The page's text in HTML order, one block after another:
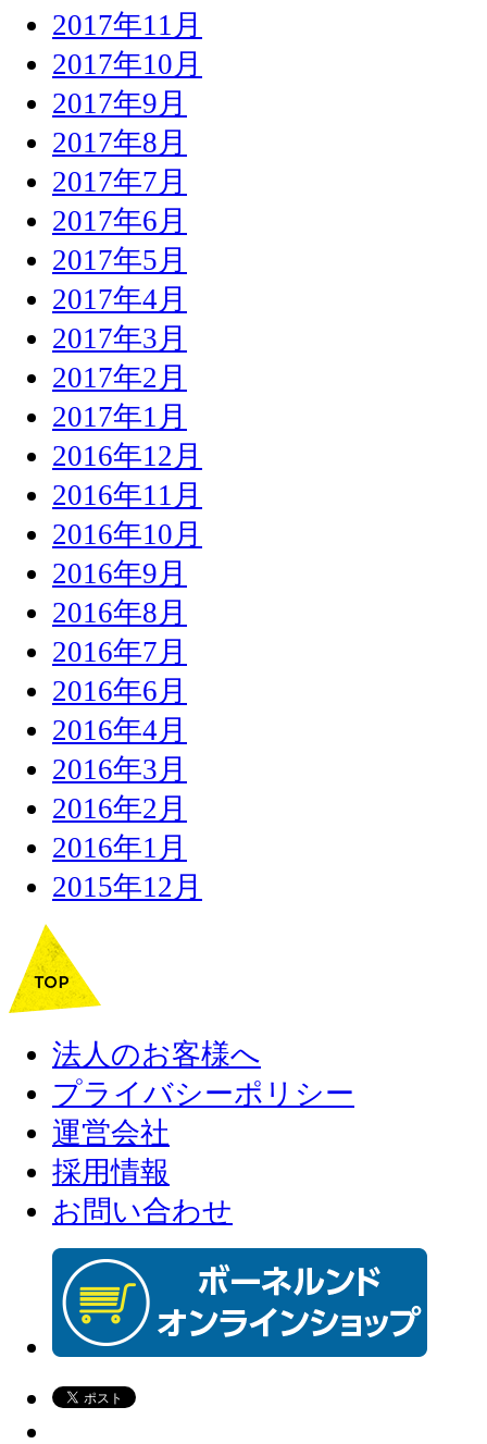
2017年11月
2017年10月
2017年9月
2017年8月
2017年7月
2017年6月
2017年5月
2017年4月
2017年3月
2017年2月
2017年1月
2016年12月
2016年11月
2016年10月
2016年9月
2016年8月
2016年7月
2016年6月
2016年4月
2016年3月
2016年2月
2016年1月
2015年12月
法人のお客様へ
プライバシーポリシー
運営会社
採用情報
お問い合わせ